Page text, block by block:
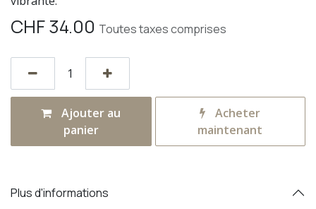
CHF34.00 Toutes taxes comprises
Ajouter au
panier
Acheter
maintenant
Plus d'informations